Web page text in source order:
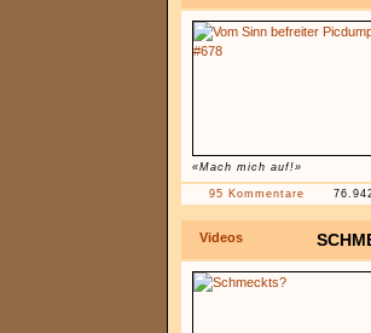
«Mach mich auf!»
95 Kommentare
Videos